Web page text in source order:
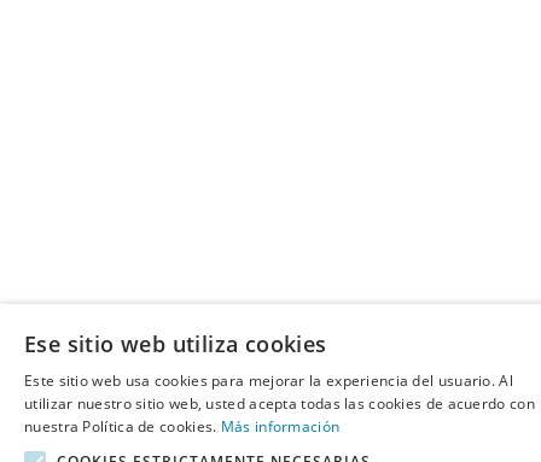
Ese sitio web utiliza cookies
Este sitio web usa cookies para mejorar la experiencia del usuario. Al
utilizar nuestro sitio web, usted acepta todas las cookies de acuerdo con
nuestra Política de cookies. Más información